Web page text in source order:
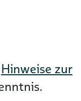
Hinweise zur